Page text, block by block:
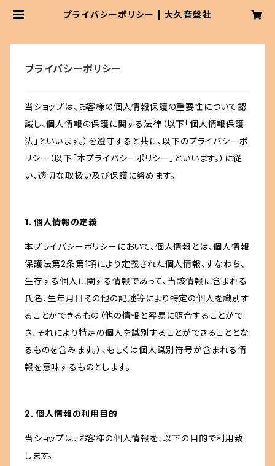
プライバシーポリシー | 大久音盤社
プライバシーポリシー
当ショップは、お客様の個人情報保護の重要性について認
識し、個人情報の保護に関する法律（以下「個人情報保護
法」といいます。）を遵守すると共に、以下のプライバシーポ
リシー（以下「本プライバシーポリシー」といいます。）に従
い、適切な取扱い及び保護に努めます。
1. 個人情報の定義
本プライバシーポリシーにおいて、個人情報とは、個人情報
保護法第2条第1項により定義された個人情報、すなわち、
生存する個人に関する情報であって、当該情報に含まれる
氏名、生年月日その他の記述等により特定の個人を識別す
ることができるもの（他の情報と容易に照合することがで
き、それにより特定の個人を識別することができることとな
るものを含みます。）、もしくは個人識別符号が含まれる情
報を意味するものとします。
2. 個人情報の利用目的
当ショップは、お客様の個人情報を、以下の目的で利用致
します。